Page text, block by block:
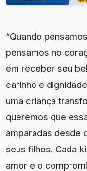
“Quando
pensamos no
em receber seu
carinho e
uma criança
queremos que
amparadas desde
seus filhos. Cada
amor e o